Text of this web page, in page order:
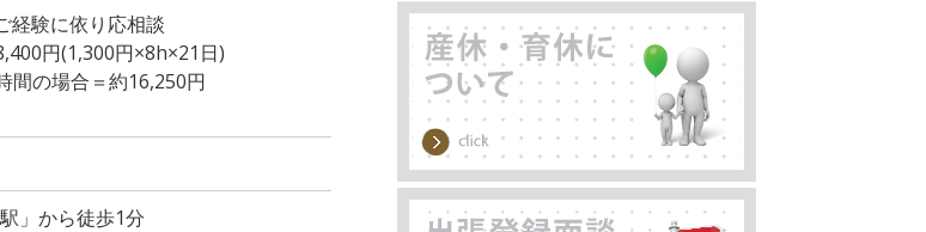
験に依り応相談
円(1,300円×8h×21日)
間の場合＝約16,250円
」から徒歩1分